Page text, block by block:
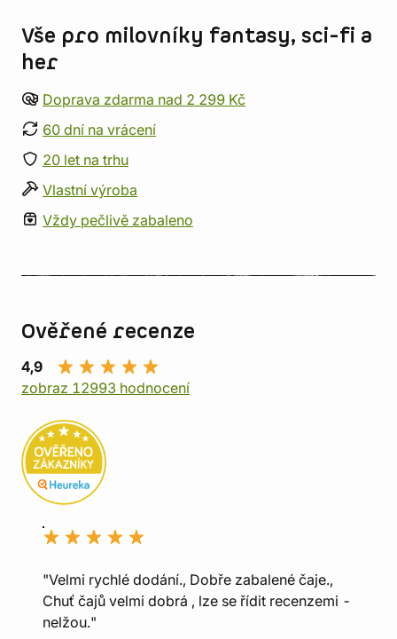
Vše pro milovníky fantasy, sci-fi a
her
Doprava zdarma nad 2 299 Kč
60 dní na vrácení
20 let na trhu
Vlastní výroba
Vždy pečlivě zabaleno
Ověřené recenze
4,9
zobraz 12993 hodnocení
"Velmi rychlé dodání., Dobře zabalené čaje.,
Chuť čajů velmi dobrá , lze se řídit recenzemi -
nelžou."